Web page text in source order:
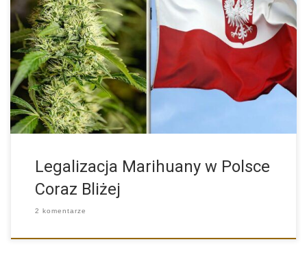
Czy Polska zbliża się do momentu, w którym marihuana
przestanie […]
Legalizacja Marihuany w Polsce
Coraz Bliżej
2 komentarze